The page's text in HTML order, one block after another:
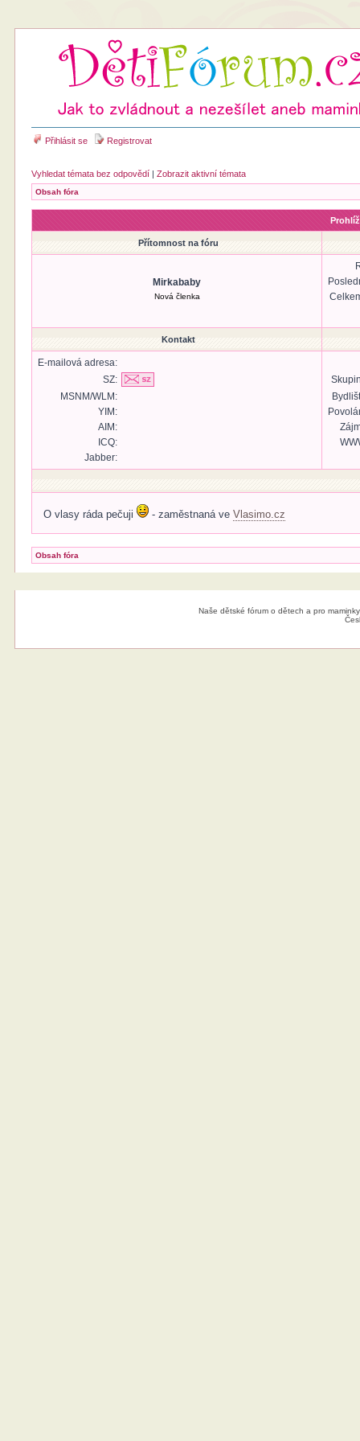
Přihlásit se Registrovat
Vyhledat témata bez odpovědí |Zobrazit aktivní témata
Obsah fóra
Přítomnost na fóru
Mirkababy
Nová členka
Kontakt
E-mailová adresa:
SZ:
MSNM/WLM:
YIM:
AIM:
ICQ:
Jabber:
O vlasy ráda pečuji - zaměstnaná veVlasimo.cz
Obsah fóra
Naše dětské fórum o dětech a pro